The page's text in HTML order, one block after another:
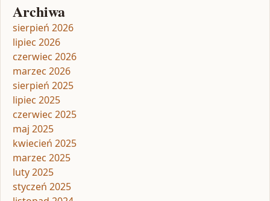
Archiwa
sierpień 2026
lipiec 2026
czerwiec 2026
marzec 2026
sierpień 2025
lipiec 2025
czerwiec 2025
maj 2025
kwiecień 2025
marzec 2025
luty 2025
styczeń 2025